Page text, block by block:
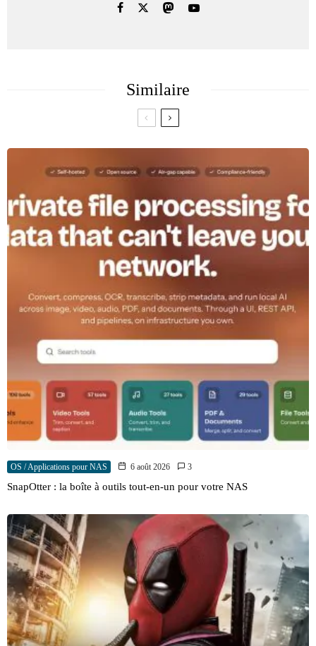
Similaire
OS / Applications pour NAS 6 août 2026 3
SnapOtter : la boîte à outils tout-en-un pour votre NAS